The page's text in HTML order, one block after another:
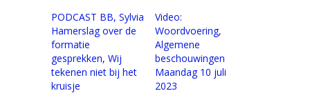
PODCAST BB, Sylvia
Hamerslag over de
formatie
gesprekken, Wij
tekenen niet bij het
kruisje
Video:
Woordvoering,
Algemene
beschouwingen
Maandag 10 juli
2023